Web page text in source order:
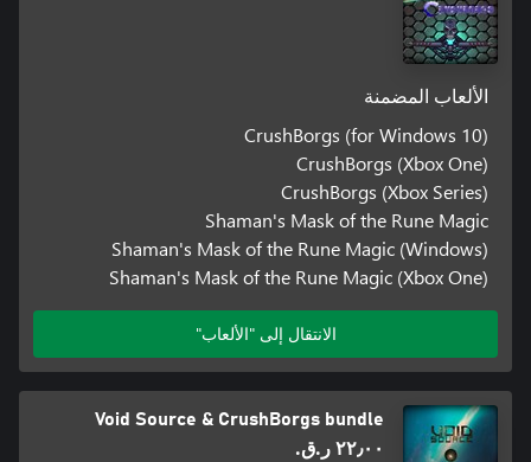
الألعاب المضمنة
CrushBorgs (for Windows 10)
CrushBorgs (Xbox One)
CrushBorgs (Xbox Series)
Shaman's Mask of the Rune Magic
Shaman's Mask of the Rune Magic (Windows)
Shaman's Mask of the Rune Magic (Xbox One)
الانتقال إلى "الألعاب"
Void Source & CrushBorgs bundle
٢٢٫٠٠ ر.ق.‏